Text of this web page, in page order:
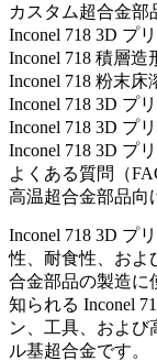
カスタム超合金部
Inconel 718 3D プ
Inconel 718 積層
Inconel 718 粉末
Inconel 718 3D プ
Inconel 718 3D プ
Inconel 718 3D プ
よくある質問（
高温超合金部品向
Inconel 718 3D プ
性、耐食性、およ
合金部品の製造に
知られる Inconel
ン、工具、および
ル基超合金です。